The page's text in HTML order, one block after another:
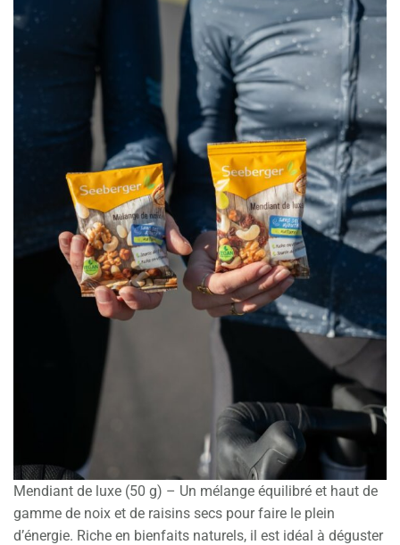
Mendiant de luxe (50 g) – Un mélange équilibré et haut de
gamme de noix et de raisins secs pour faire le plein
d’énergie. Riche en bienfaits naturels, il est idéal à déguster